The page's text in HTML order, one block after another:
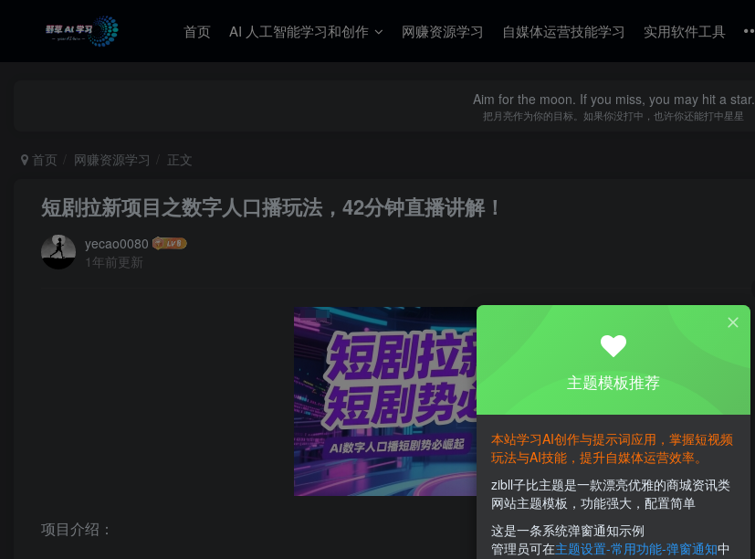
首页 AI 人工智能学习和创作 网赚资源学习 自媒体运营技能学习 实用软件工具
Aim for the moon. If you miss, you may hit a star.
把月亮作为你的目标。如果你没打中，也许你还能打中星星
首页 网赚资源学习 正文
短剧拉新项目之数字人口播玩法，42分钟直播讲解！
yecao0080
1年前更新
项目介绍：
主题模板推荐
本站学习AI创作与提示词应用，掌握短视频
玩法与AI技能，提升自媒体运营效率。
zibll子比主题是一款漂亮优雅的商城资讯类
网站主题模板，功能强大，配置简单
这是一条系统弹窗通知示例
管理员可在主题设置-常用功能-弹窗通知中